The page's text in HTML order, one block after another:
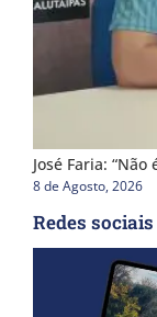
José Faria:
8 de Agosto, 2026
Redes sociais